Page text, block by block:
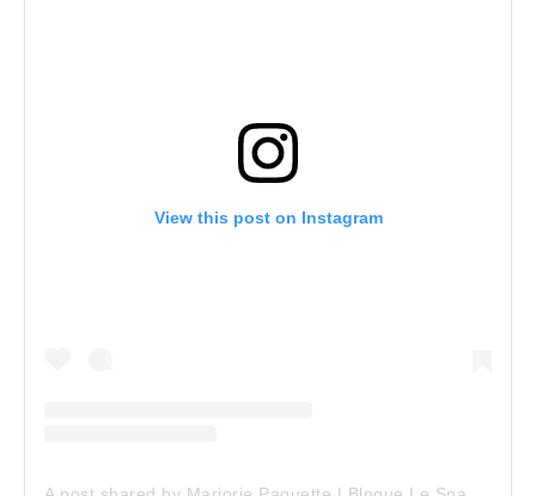
View this post on Instagram